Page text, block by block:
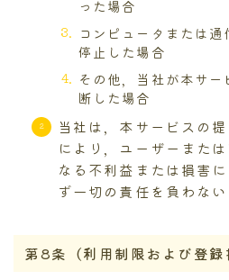
った場合
コンピュータまたは
停止した場合
その他，当社が本サ
断した場合
当社は，本サービスの
により，ユーザーまた
なる不利益または損害
ず一切の責任を負わない
第8条（利用制限および登録